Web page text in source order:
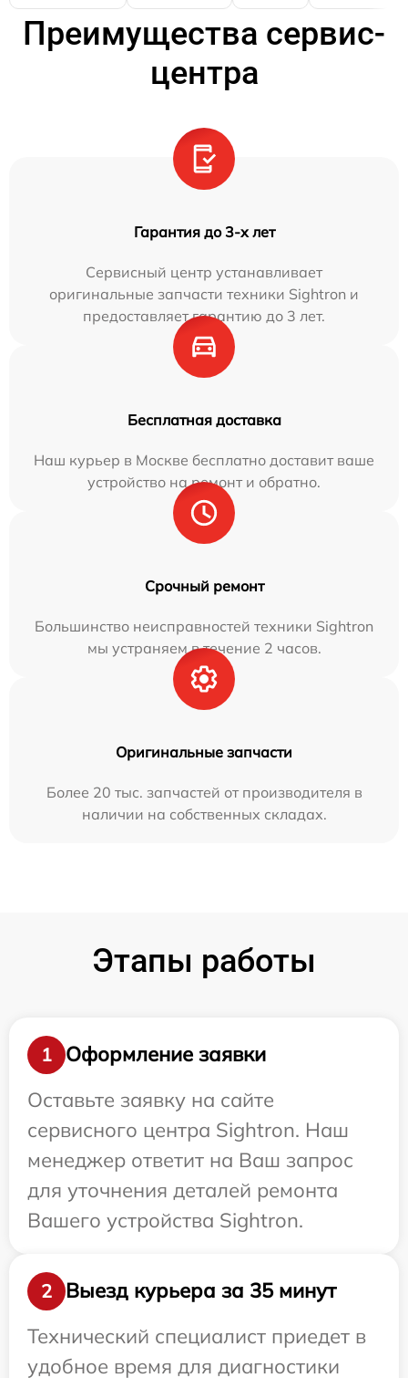
Преимущества сервис-
центра
Гарантия до 3-х лет
Сервисный центр устанавливает
оригинальные запчасти техники Sightron и
предоставляет гарантию до 3 лет.
Бесплатная доставка
Наш курьер в Москве бесплатно доставит ваше
устройство на ремонт и обратно.
Срочный ремонт
Большинство неисправностей техники Sightron
мы устраняем в течение 2 часов.
Оригинальные запчасти
Более 20 тыс. запчастей от производителя в
наличии на собственных складах.
Этапы работы
1
Оформление заявки
Оставьте заявку на сайте
сервисного центра Sightron. Наш
менеджер ответит на Ваш запрос
для уточнения деталей ремонта
Вашего устройства Sightron.
2
Выезд курьера за 35 минут
Технический специалист приедет в
удобное время для диагностики